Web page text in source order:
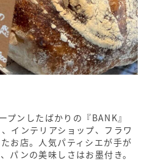
ンしたばかりの『BANK』
インテリアショップ、フラワ
お店。人気パティシエが手が
パンの美味しさはお墨付き。